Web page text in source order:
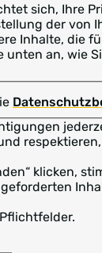
sich, Ihre
der von
Inhalte, die
unten an, wie
klicken,